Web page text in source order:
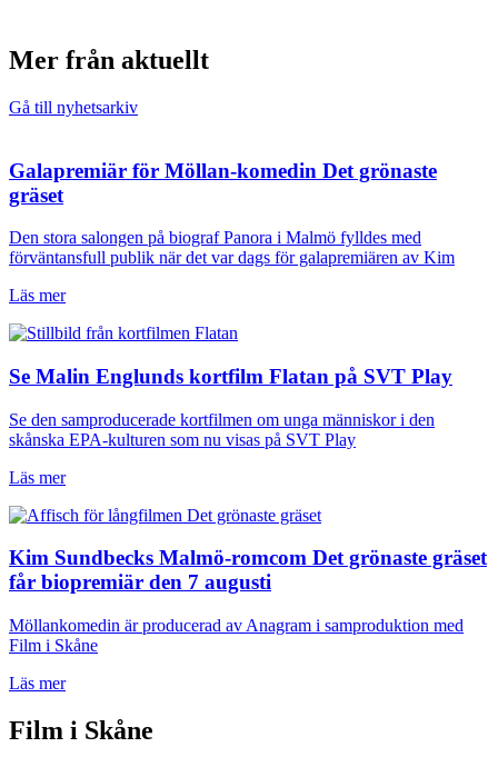
Mer från aktuellt
Gå till nyhetsarkiv
Galapremiär för Möllan-komedin Det grönaste
gräset
Den stora salongen på biograf Panora i Malmö fylldes med
förväntansfull publik när det var dags för galapremiären av Kim
Läs mer
Se Malin Englunds kortfilm Flatan på SVT Play
Se den samproducerade kortfilmen om unga människor i den
skånska EPA-kulturen som nu visas på SVT Play
Läs mer
Kim Sundbecks Malmö-romcom Det grönaste gräset
får biopremiär den 7 augusti
Möllankomedin är producerad av Anagram i samproduktion med
Film i Skåne
Läs mer
Film i Skåne